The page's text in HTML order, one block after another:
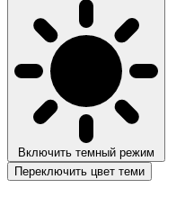
Включить темный режим
Переключить цвет теми